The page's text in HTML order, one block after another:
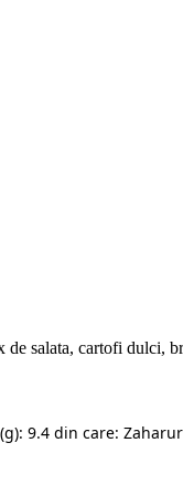
salata, cartofi dulci,
9.4 din care: